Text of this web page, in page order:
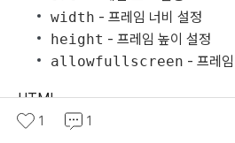
width - 프레임 너비 설정
height - 프레임 높이 설정
allowfullscreen - 프레
HTML
1 1